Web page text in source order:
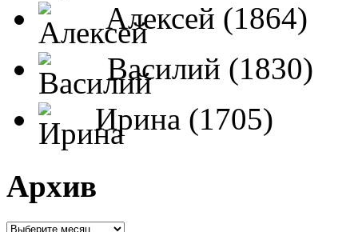
Алексей (1864)
Василий (1830)
Ирина (1705)
Архив